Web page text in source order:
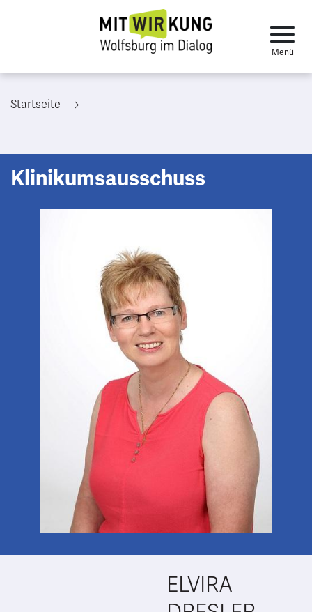
Startseite
Klinikumsausschuss
ELVIRA